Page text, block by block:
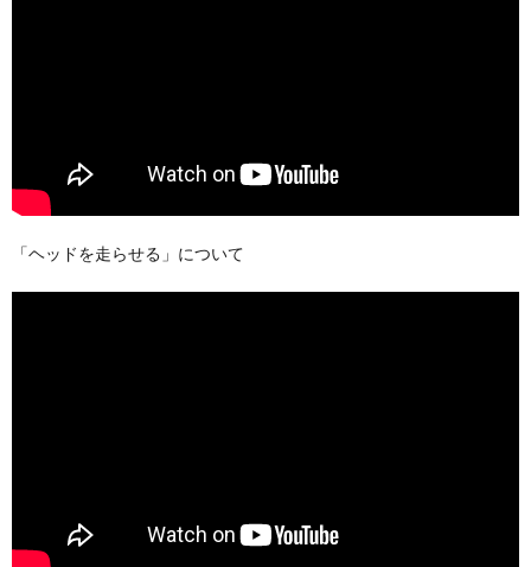
「ヘッドを走らせる」について